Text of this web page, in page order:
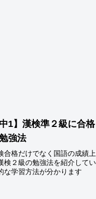
中1】漢検準２級に合
強法
合格だけでなく国語の成績
検２級の勉強法を紹介して
な学習方法が分かります